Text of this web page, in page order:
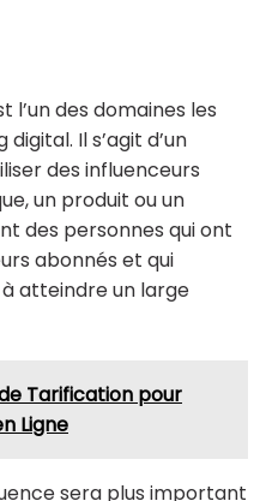
l’un des domaines les
Il s’agit d’un
des influenceurs
un produit ou un
des personnes qui ont
abonnés et qui
atteindre un large
Tarification pour
Ligne
sera plus important